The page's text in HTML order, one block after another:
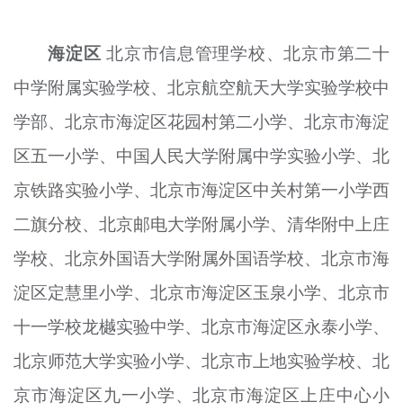
海淀区 北京市信息管理学校、北京市第二十
中学附属实验学校、北京航空航天大学实验学校中
学部、北京市海淀区花园村第二小学、北京市海淀
区五一小学、中国人民大学附属中学实验小学、北
京铁路实验小学、北京市海淀区中关村第一小学西
二旗分校、北京邮电大学附属小学、清华附中上庄
学校、北京外国语大学附属外国语学校、北京市海
淀区定慧里小学、北京市海淀区玉泉小学、北京市
十一学校龙樾实验中学、北京市海淀区永泰小学、
北京师范大学实验小学、北京市上地实验学校、北
京市海淀区九一小学、北京市海淀区上庄中心小